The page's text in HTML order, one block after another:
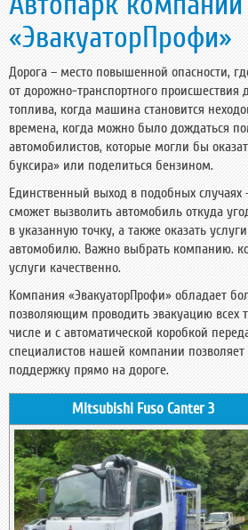
«ЭвакуаторПрофи»
Дорога – место повышенной опасности,
от дорожно-транспортного происшествия
топлива, когда машина становится
времена, когда можно было дождаться
автомобилистов, которые могли бы
буксира» или поделиться бензином.
Единственный выход в подобных случаях
сможет вызволить автомобиль откуда
в указанную точку, а также оказать
автомобилю. Важно выбрать компанию.
услуги качественно.
Компания «ЭвакуаторПрофи» обладает
позволяющим проводить эвакуацию всех
числе и с автоматической коробкой
специалистов нашей компании позволяет
поддержку прямо на дороге.
Mitsubishi Fuso Canter 3